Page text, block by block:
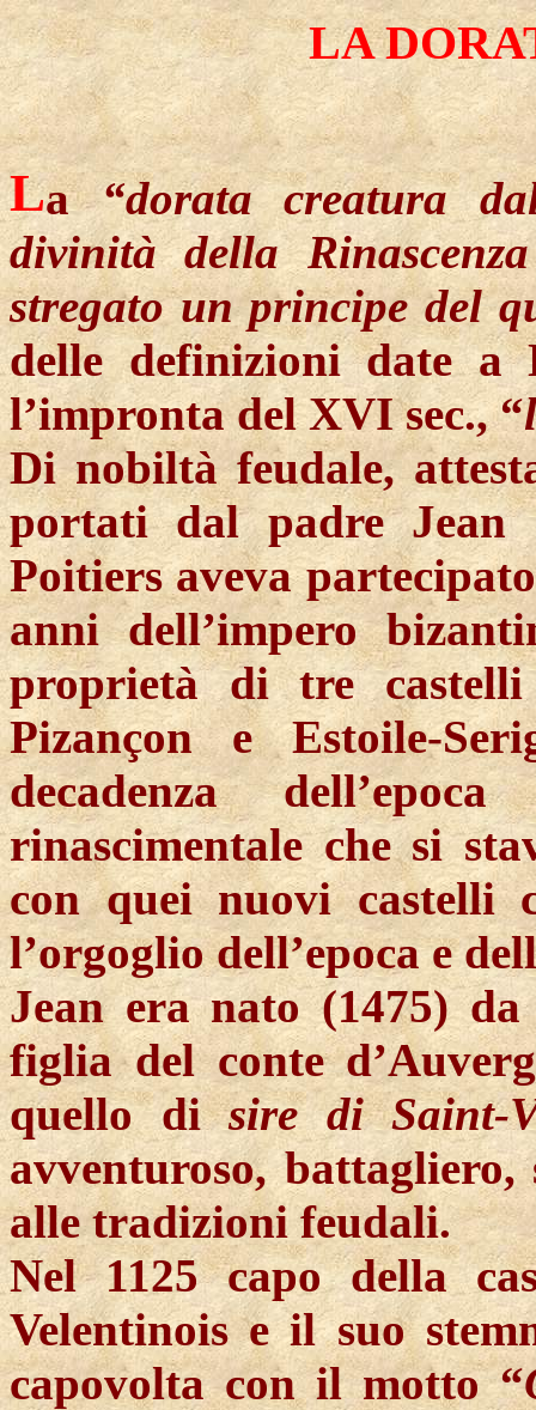
LA
La“dorata creatura
divinità della
stregato un principe del
delle definizioni date a
l’impronta del XVI sec., “
Di nobiltà feudale,
portati dal padre Jean
Poitiers aveva
anni dell’impero
proprietà di tre
Pizançon e Estoile-
decadenza
rinascimentale che si
con quei nuovi castelli
l’orgoglio dell’epoca e
Jean era nato (1475)
figlia del conte
quello disire di Saint-
avventuroso, battagliero,
alle tradizioni feudali.
Nel 1125 capo della
Velentinois e il suo
capovolta con il motto “